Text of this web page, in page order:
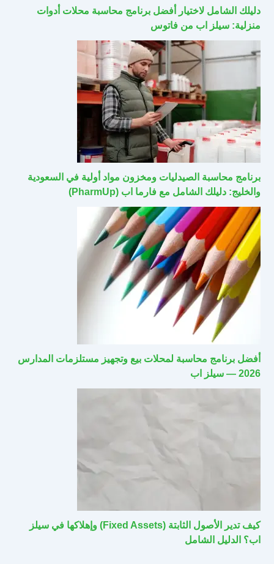
دليلك الشامل لاختيار أفضل برنامج محاسبة محلات أدوات
منزلية: سيلز اب من فاتوس
برنامج محاسبة الصيدليات ومخزون مواد أولية في السعودية
والخليج: دليلك الشامل مع فارما اب (PharmUp)
أفضل برنامج محاسبة لمحلات بيع وتجهيز مستلزمات المدارس
2026 — سيلز اب
كيف تدير الأصول الثابتة (Fixed Assets) وإهلاكها في سيلز
اب؟ الدليل الشامل